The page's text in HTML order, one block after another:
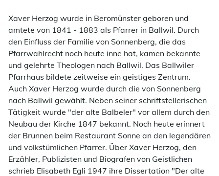
Xaver Herzog wurde in Beromünster geboren und
amtete von 1841 - 1883 als Pfarrer in Ballwil. Durch
den Einfluss der Familie von Sonnenberg, die das
Pfarrwahlrecht noch heute inne hat, kamen bekannte
und gelehrte Theologen nach Ballwil. Das Ballwiler
Pfarrhaus bildete zeitweise ein geistiges Zentrum.
Auch Xaver Herzog wurde durch die von Sonnenberg
nach Ballwil gewählt. Neben seiner schriftstellerischen
Tätigkeit wurde "der alte Balbeler" vor allem durch den
Neubau der Kirche 1847 bekannt. Noch heute erinnert
der Brunnen beim Restaurant Sonne an den legendären
und volkstümlichen Pfarrer. Über Xaver Herzog, den
Erzähler, Publizisten und Biografen von Geistlichen
schrieb Elisabeth Egli 1947 ihre Dissertation "Der alte